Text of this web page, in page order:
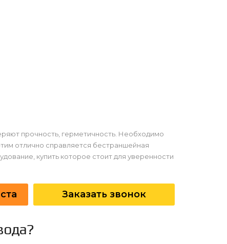
прочность, герметичность. Необходимо
отлично справляется бестраншейная
купить которое стоит для уверенности
Заказать звонок